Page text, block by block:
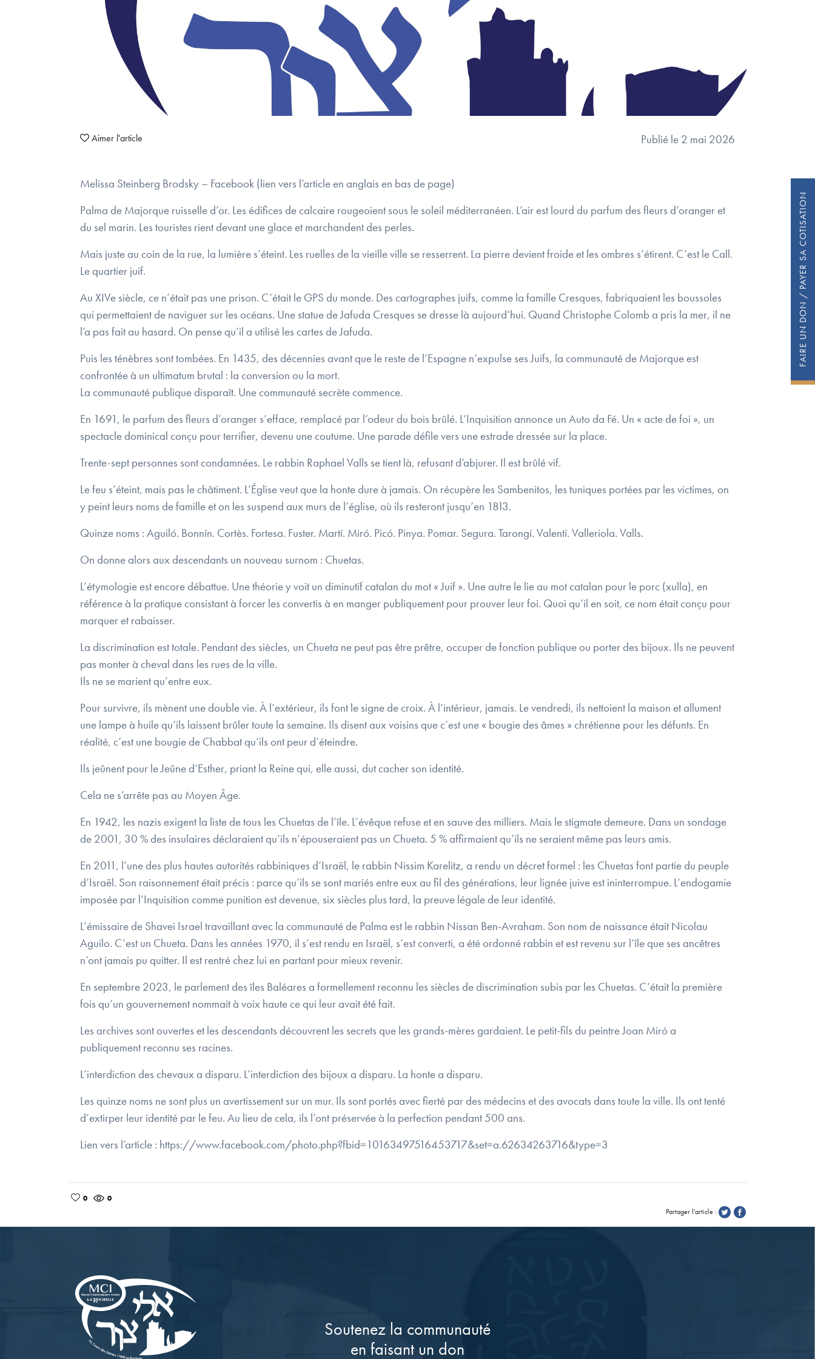
FAIRE UN DON / PAYER SA COTISATION
Aimer l'article Publié le 2 mai 2026
Melissa Steinberg Brodsky – Facebook (lien vers l’article en anglais en bas de page)
Palma de Majorque ruisselle d’or. Les édifices de calcaire rougeoient sous le soleil méditerranéen. L’air est lourd du parfum des fleurs d’oranger et
du sel marin. Les touristes rient devant une glace et marchandent des perles.
Mais juste au coin de la rue, la lumière s’éteint. Les ruelles de la vieille ville se resserrent. La pierre devient froide et les ombres s’étirent. C’est le Call.
Le quartier juif.
Au XIVe siècle, ce n’était pas une prison. C’était le GPS du monde. Des cartographes juifs, comme la famille Cresques, fabriquaient les boussoles
qui permettaient de naviguer sur les océans. Une statue de Jafuda Cresques se dresse là aujourd’hui. Quand Christophe Colomb a pris la mer, il ne
l’a pas fait au hasard. On pense qu’il a utilisé les cartes de Jafuda.
Puis les ténèbres sont tombées. En 1435, des décennies avant que le reste de l’Espagne n’expulse ses Juifs, la communauté de Majorque est
confrontée à un ultimatum brutal : la conversion ou la mort.
La communauté publique disparaît. Une communauté secrète commence.
En 1691, le parfum des fleurs d’oranger s’efface, remplacé par l’odeur du bois brûlé. L’Inquisition annonce un Auto da Fé. Un « acte de foi », un
spectacle dominical conçu pour terrifier, devenu une coutume. Une parade défile vers une estrade dressée sur la place.
Trente-sept personnes sont condamnées. Le rabbin Raphael Valls se tient là, refusant d’abjurer. Il est brûlé vif.
Le feu s’éteint, mais pas le châtiment. L’Église veut que la honte dure à jamais. On récupère les Sambenitos, les tuniques portées par les victimes, on
y peint leurs noms de famille et on les suspend aux murs de l’église, où ils resteront jusqu’en 1813.
Quinze noms : Aguiló. Bonnín. Cortès. Fortesa. Fuster. Martí. Miró. Picó. Pinya. Pomar. Segura. Tarongí. Valentí. Valleriola. Valls.
On donne alors aux descendants un nouveau surnom : Chuetas.
L’étymologie est encore débattue. Une théorie y voit un diminutif catalan du mot « Juif ». Une autre le lie au mot catalan pour le porc (xulla), en
référence à la pratique consistant à forcer les convertis à en manger publiquement pour prouver leur foi. Quoi qu’il en soit, ce nom était conçu pour
marquer et rabaisser.
La discrimination est totale. Pendant des siècles, un Chueta ne peut pas être prêtre, occuper de fonction publique ou porter des bijoux. Ils ne peuvent
pas monter à cheval dans les rues de la ville.
Ils ne se marient qu’entre eux.
Pour survivre, ils mènent une double vie. À l’extérieur, ils font le signe de croix. À l’intérieur, jamais. Le vendredi, ils nettoient la maison et allument
une lampe à huile qu’ils laissent brûler toute la semaine. Ils disent aux voisins que c’est une « bougie des âmes » chrétienne pour les défunts. En
réalité, c’est une bougie de Chabbat qu’ils ont peur d’éteindre.
Ils jeûnent pour le Jeûne d’Esther, priant la Reine qui, elle aussi, dut cacher son identité.
Cela ne s’arrête pas au Moyen Âge.
En 1942, les nazis exigent la liste de tous les Chuetas de l’île. L’évêque refuse et en sauve des milliers. Mais le stigmate demeure. Dans un sondage
de 2001, 30 % des insulaires déclaraient qu’ils n’épouseraient pas un Chueta. 5 % affirmaient qu’ils ne seraient même pas leurs amis.
En 2011, l’une des plus hautes autorités rabbiniques d’Israël, le rabbin Nissim Karelitz, a rendu un décret formel : les Chuetas font partie du peuple
d’Israël. Son raisonnement était précis : parce qu’ils se sont mariés entre eux au fil des générations, leur lignée juive est ininterrompue. L’endogamie
imposée par l’Inquisition comme punition est devenue, six siècles plus tard, la preuve légale de leur identité.
L’émissaire de Shavei Israel travaillant avec la communauté de Palma est le rabbin Nissan Ben-Avraham. Son nom de naissance était Nicolau
Aguilo. C’est un Chueta. Dans les années 1970, il s’est rendu en Israël, s’est converti, a été ordonné rabbin et est revenu sur l’île que ses ancêtres
n’ont jamais pu quitter. Il est rentré chez lui en partant pour mieux revenir.
En septembre 2023, le parlement des îles Baléares a formellement reconnu les siècles de discrimination subis par les Chuetas. C’était la première
fois qu’un gouvernement nommait à voix haute ce qui leur avait été fait.
Les archives sont ouvertes et les descendants découvrent les secrets que les grands-mères gardaient. Le petit-fils du peintre Joan Miró a
publiquement reconnu ses racines.
L’interdiction des chevaux a disparu. L’interdiction des bijoux a disparu. La honte a disparu.
Les quinze noms ne sont plus un avertissement sur un mur. Ils sont portés avec fierté par des médecins et des avocats dans toute la ville. Ils ont tenté
d’extirper leur identité par le feu. Au lieu de cela, ils l’ont préservée à la perfection pendant 500 ans.
Lien vers l’article : https://www.facebook.com/photo.php?fbid=10163497516453717&set=a.62634263716&type=3
0
0
Partager l'article :
Soutenez la communauté
en faisant un don